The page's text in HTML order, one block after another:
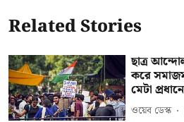
Related Stories
ছাত্র
করে
মেটা
ওয়েব ডেস্ক